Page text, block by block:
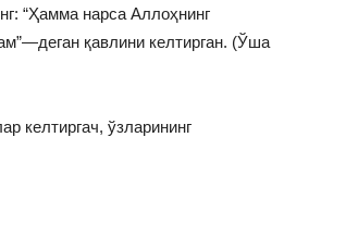
“Ҳамма нарса Аллоҳнинг
қавлини келтирган. (Ўша
келтиргач, ўзларининг